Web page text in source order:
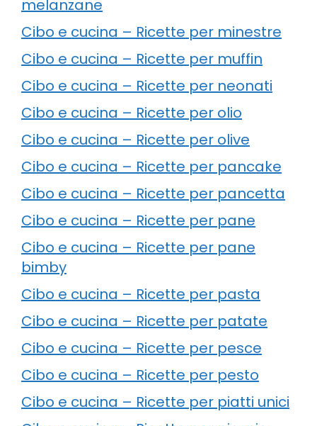
melanzane
Cibo e cucina – Ricette per minestre
Cibo e cucina – Ricette per muffin
Cibo e cucina – Ricette per neonati
Cibo e cucina – Ricette per olio
Cibo e cucina – Ricette per olive
Cibo e cucina – Ricette per pancake
Cibo e cucina – Ricette per pancetta
Cibo e cucina – Ricette per pane
Cibo e cucina – Ricette per pane
bimby
Cibo e cucina – Ricette per pasta
Cibo e cucina – Ricette per patate
Cibo e cucina – Ricette per pesce
Cibo e cucina – Ricette per pesto
Cibo e cucina – Ricette per piatti unici